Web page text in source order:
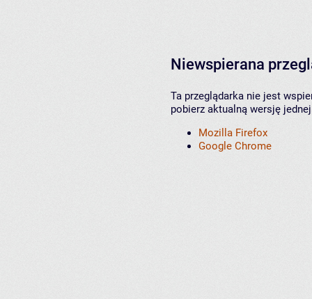
Niewspierana
Ta przeglądarka nie jest
pobierz aktualną wersję
Mozilla Firefox
Google Chrome